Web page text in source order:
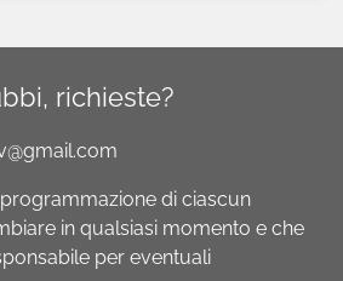
richieste?
di ciascun
in qualsiasi momento e che
per eventuali